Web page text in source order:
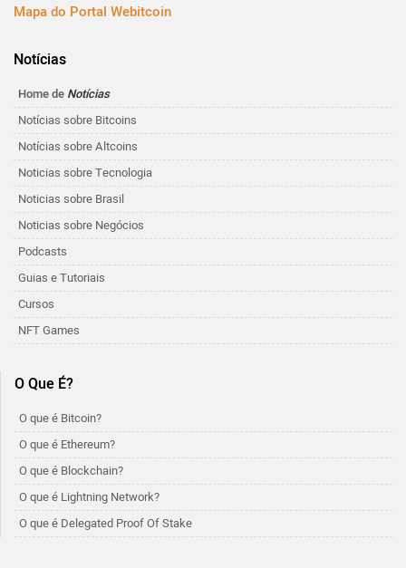
Mapa do Portal Webitcoin
Notícias
Home de Notícias
Notícias sobre Bitcoins
Notícias sobre Altcoins
Noticias sobre Tecnologia
Noticias sobre Brasil
Noticias sobre Negócios
Podcasts
Guias e Tutoriais
Cursos
NFT Games
O Que É?
O que é Bitcoin?
O que é Ethereum?
O que é Blockchain?
O que é Lightning Network?
O que é Delegated Proof Of Stake